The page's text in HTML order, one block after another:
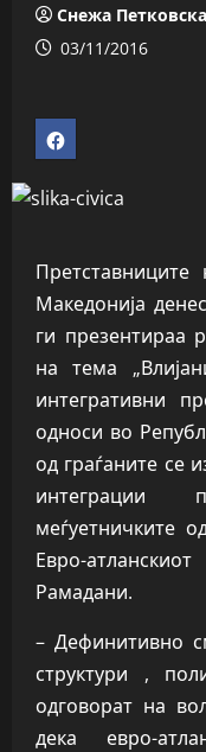
Снежа Петковска
03/11/2016
Македонија
ги презентираа
на тема
интегративни
односи во
од граѓаните се
интеграции
меѓуетничките
Евро-
Рамадани.
– Дефинитивно
структури ,
одговорат на
дека евро-